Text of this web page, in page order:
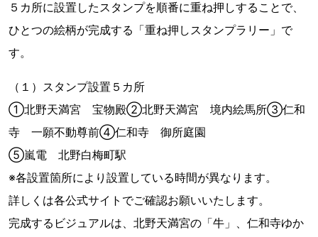
５カ所に設置したスタンプを順番に重ね押しすることで、
ひとつの絵柄が完成する「重ね押しスタンプラリー」で
す。
（１）スタンプ設置５カ所
①北野天満宮 宝物殿②北野天満宮 境内絵馬所③仁和
寺 一願不動尊前④仁和寺 御所庭園
⑤嵐電 北野白梅町駅
※各設置箇所により設置している時間が異なります。
詳しくは各公式サイトでご確認お願いいたします。
完成するビジュアルは、北野天満宮の「牛」、仁和寺ゆか